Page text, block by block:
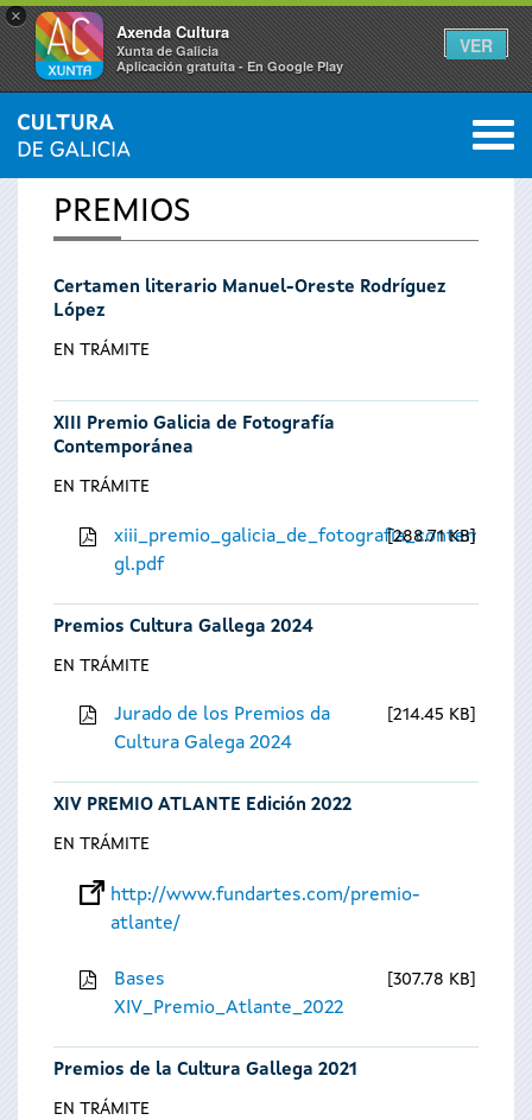
×
Axenda Cultura
Xunta de Galicia
Aplicación gratuíta - En Google Play
VER
Se
encuentra
usted
aquí
INICIO 0
PREMIOS
Certamen literario Manuel-Oreste Rodríguez
López
EN TRÁMITE
XIII Premio Galicia de Fotografía
Contemporánea
EN TRÁMITE
gl.pdf
288.71 KB
Premios Cultura Gallega 2024
EN TRÁMITE
Jurado de los Premios da
Cultura Galega 2024
214.45 KB
XIV PREMIO ATLANTE Edición 2022
EN TRÁMITE
http://www.fundartes.com/premio-
atlante/
Bases
XIV_Premio_Atlante_2022
307.78 KB
Premios de la Cultura Gallega 2021
EN TRÁMITE